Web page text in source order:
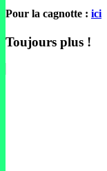
Pour la cagnotte : ici
Toujours plus !